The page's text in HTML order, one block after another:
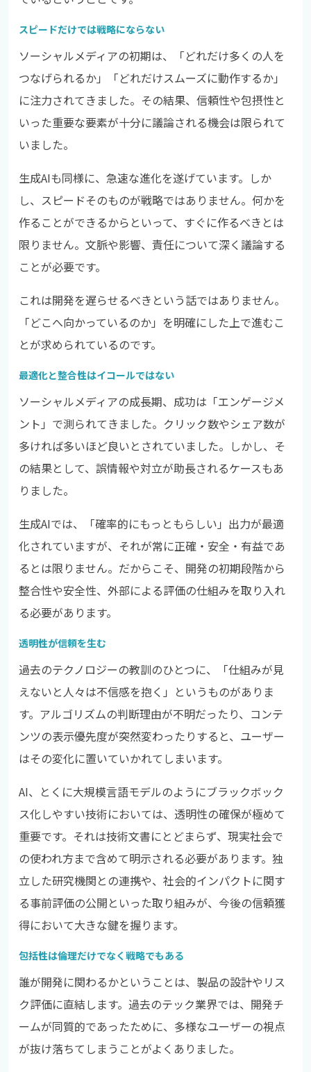
スピードだけでは戦略にならない
ソーシャルメディアの初期は、「どれだけ多くの人を
つなげられるか」「どれだけスムーズに動作するか」
に注力されてきました。その結果、信頼性や包摂性と
いった重要な要素が十分に議論される機会は限られて
いました。
生成AIも同様に、急速な進化を遂げています。しか
し、スピードそのものが戦略ではありません。何かを
作ることができるからといって、すぐに作るべきとは
限りません。文脈や影響、責任について深く議論する
ことが必要です。
これは開発を遅らせるべきという話ではありません。
「どこへ向かっているのか」を明確にした上で進むこ
とが求められているのです。
最適化と整合性はイコールではない
ソーシャルメディアの成長期、成功は「エンゲージメ
ント」で測られてきました。クリック数やシェア数が
多ければ多いほど良いとされていました。しかし、そ
の結果として、誤情報や対立が助長されるケースもあ
りました。
生成AIでは、「確率的にもっともらしい」出力が最適
化されていますが、それが常に正確・安全・有益であ
るとは限りません。だからこそ、開発の初期段階から
整合性や安全性、外部による評価の仕組みを取り入れ
る必要があります。
透明性が信頼を生む
過去のテクノロジーの教訓のひとつに、「仕組みが見
えないと人々は不信感を抱く」というものがありま
す。アルゴリズムの判断理由が不明だったり、コンテ
ンツの表示優先度が突然変わったりすると、ユーザー
はその変化に置いていかれてしまいます。
AI、とくに大規模言語モデルのようにブラックボック
ス化しやすい技術においては、透明性の確保が極めて
重要です。それは技術文書にとどまらず、現実社会で
の使われ方まで含めて明示される必要があります。独
立した研究機関との連携や、社会的インパクトに関す
る事前評価の公開といった取り組みが、今後の信頼獲
得において大きな鍵を握ります。
包括性は倫理だけでなく戦略でもある
誰が開発に関わるかということは、製品の設計やリス
ク評価に直結します。過去のテック業界では、開発チ
ームが同質的であったために、多様なユーザーの視点
が抜け落ちてしまうことがよくありました。